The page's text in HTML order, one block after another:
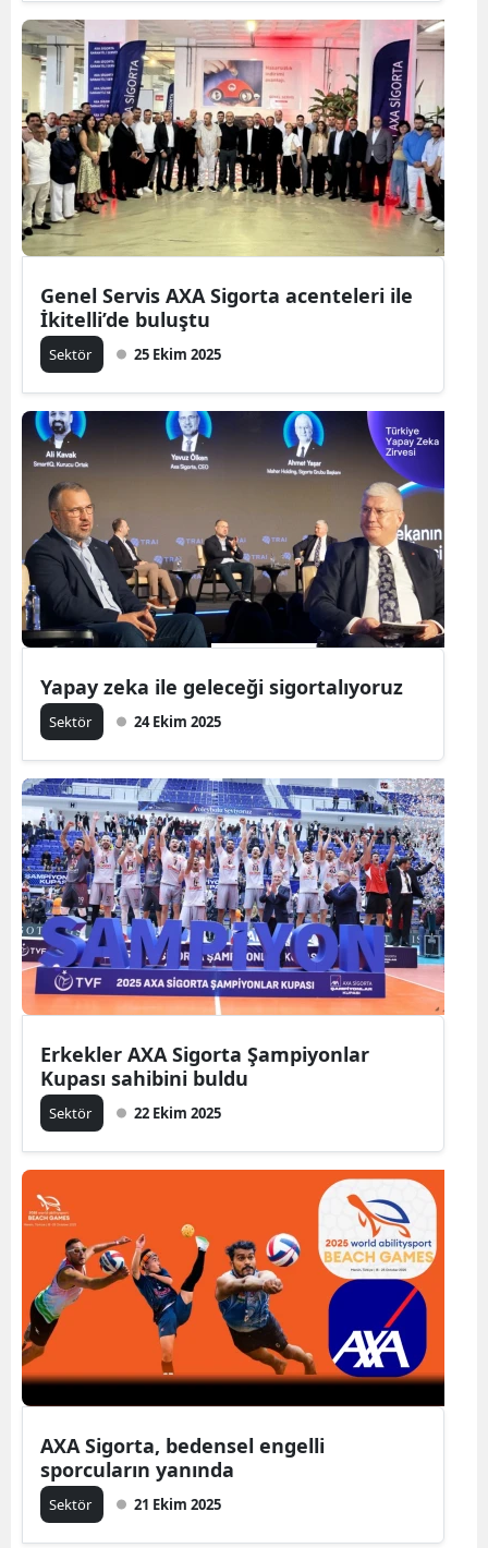
Genel Servis AXA Sigorta acenteleri ile
İkitelli’de buluştu
Sektör 25 Ekim 2025
Yapay zeka ile geleceği sigortalıyoruz
Sektör 24 Ekim 2025
Erkekler AXA Sigorta Şampiyonlar
Kupası sahibini buldu
Sektör 22 Ekim 2025
AXA Sigorta, bedensel engelli
sporcuların yanında
Sektör 21 Ekim 2025